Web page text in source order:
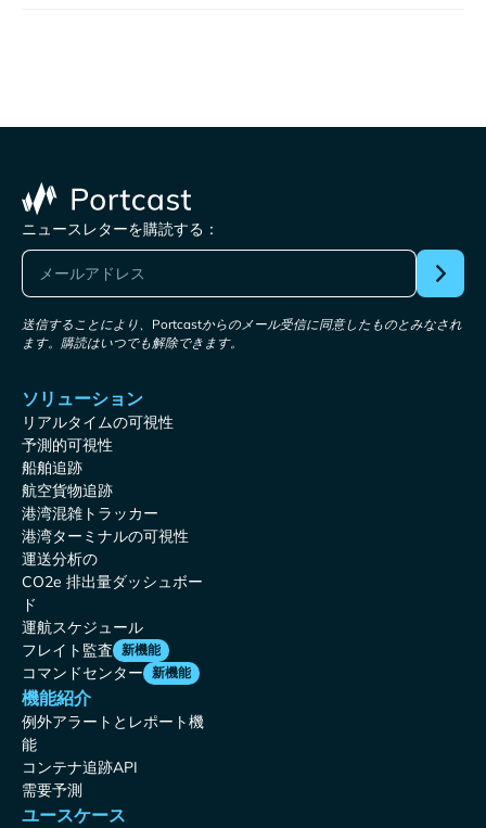
ニュースレターを購読する：
送信することにより、Portcastからのメール受信に同意したものとみなされ
ます。購読はいつでも解除できます。
ソリューション
リアルタイムの可視性
予測的可視性
船舶追跡
航空貨物追跡
港湾混雑トラッカー
港湾ターミナルの可視性
運送分析の
CO2e 排出量ダッシュボー
ド
運航スケジュール
フレイト監査 新機能
コマンドセンター 新機能
機能紹介
例外アラートとレポート機
能
コンテナ追跡API
需要予測
ユースケース